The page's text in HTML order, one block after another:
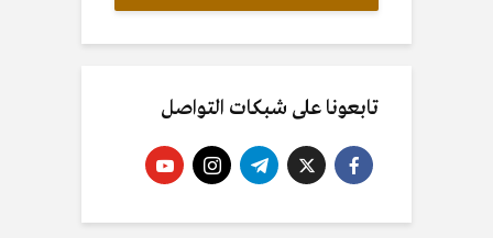
تابعونا على شبكات التواصل